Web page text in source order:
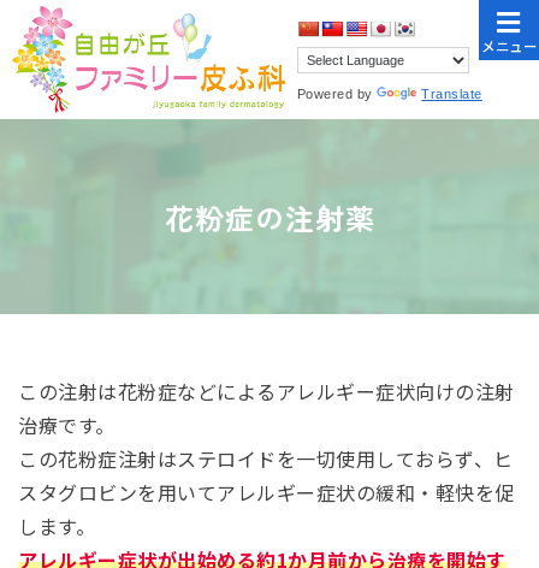
Powered by Translate
花粉症の注射薬
この注射は花粉症などによるアレルギー症状向けの注射
治療です。
この花粉症注射はステロイドを一切使用しておらず、ヒ
スタグロビンを用いてアレルギー症状の緩和・軽快を促
します。
アレルギー症状が出始める約1か月前から治療を開始す
メニュー